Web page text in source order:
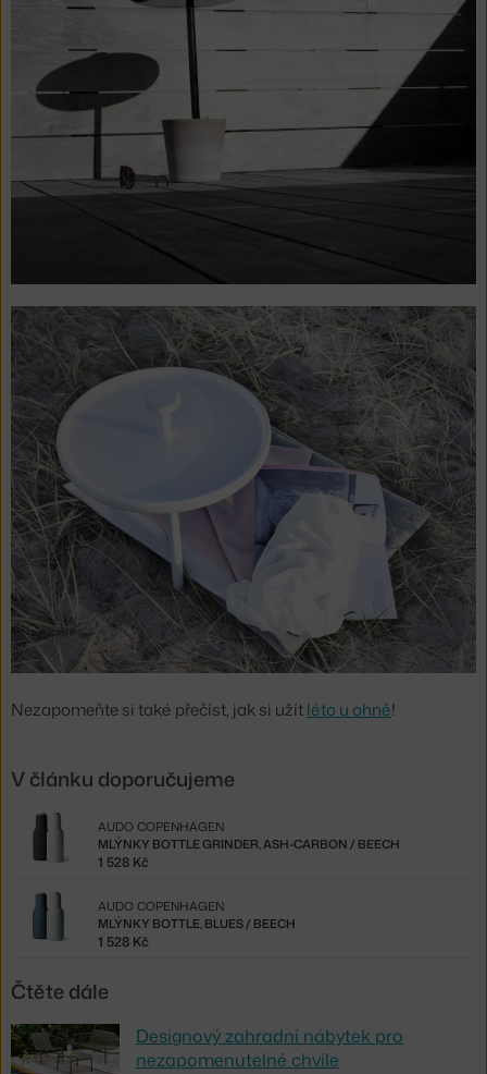
Nezapomeňte si také přečíst, jak si užítléto u ohně!
V článku doporučujeme
MLÝNKY BOTTLE GRINDER, ASH-CARBON / BEECH
AUDO COPENHAGEN
1 528 Kč
MLÝNKY BOTTLE, BLUES / BEECH
AUDO COPENHAGEN
1 528 Kč
Čtěte dále
Designový zahradní nábytek pro
nezapomenutelné chvíle